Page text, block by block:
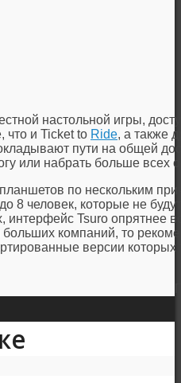
настольной игры,
и Ticket to Ride, а также
пути на общей
или набрать больше всех
по нескольким
8 человек, которые не
интерфейс Tsuro опрятнее
компаний, то
версии